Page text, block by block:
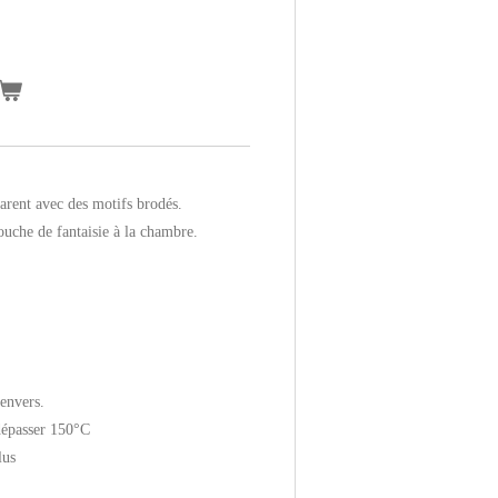
avec des motifs brodés.
de fantaisie à la chambre.
150°C